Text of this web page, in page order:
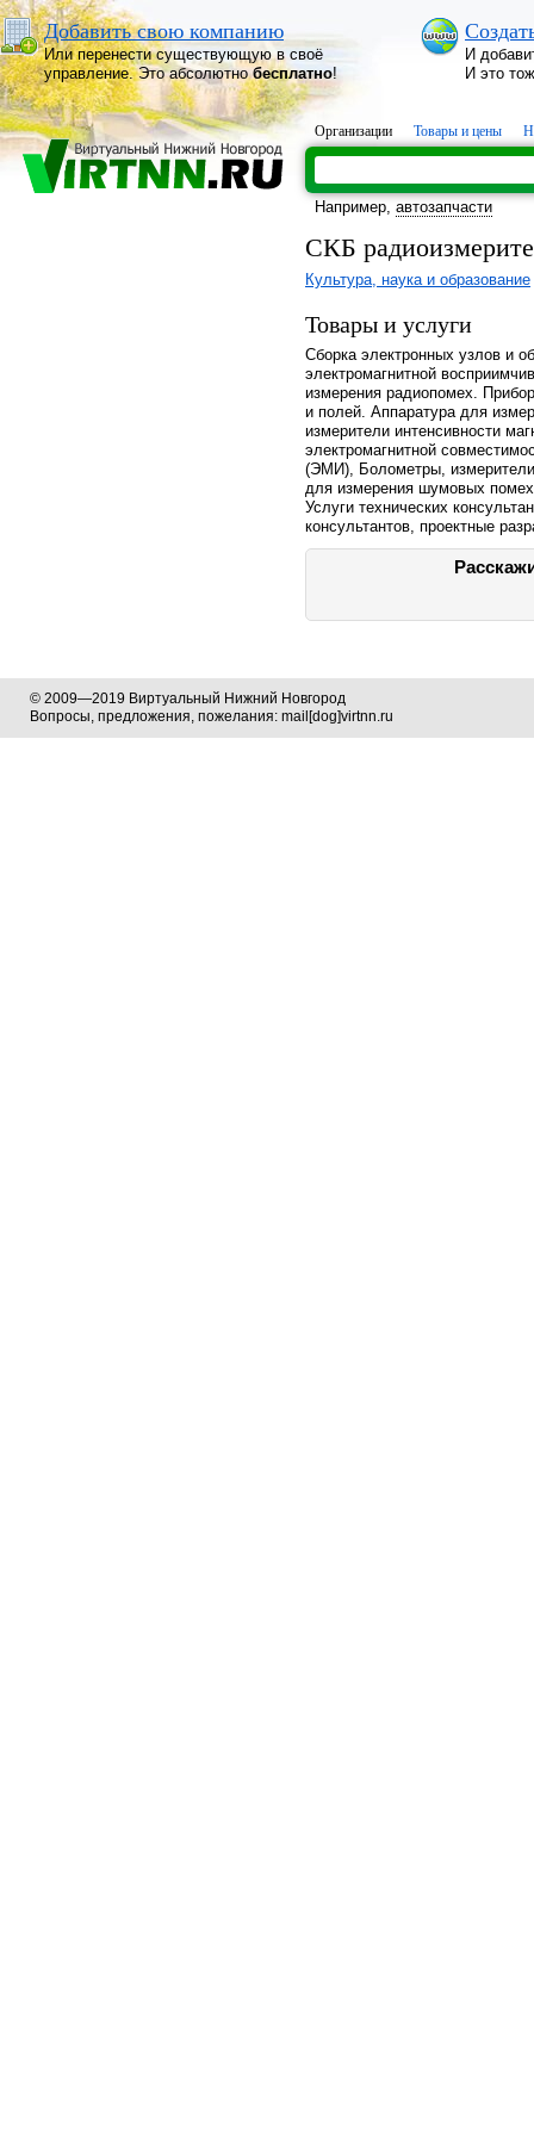
Добавить свою компанию
Или перенести существующую в своё
управление. Это абсолютнобесплатно!
И
И это
Организации Товары и цены
Например, автозапчасти
СКБ
Культура, наука и образование
Товары и услуги
Сборка электронных узлов и
электромагнитной
измерения радиопомех.
и полей. Аппаратура для
измерители интенсивности
электромагнитной
(ЭМИ), Болометры, измерители
для измерения шумовых
Услуги технических
консультантов, проектные
© 2009—2019 Виртуальный Нижний Новгород
Вопросы, предложения, пожелания: mail[dog]virtnn.ru